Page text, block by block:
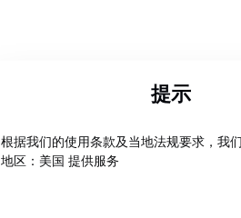
提示
根据我们的使用条款及当地法规要求，我
地区：美国 提供服务